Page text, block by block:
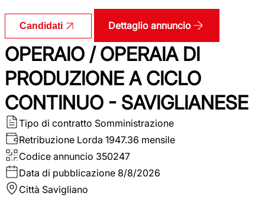
Candidati Dettaglio annuncio
OPERAIO / OPERAIA DI
PRODUZIONE A CICLO
CONTINUO - SAVIGLIANESE
Tipo di contratto Somministrazione
Retribuzione Lorda 1947.36 mensile
Codice annuncio 350247
Data di pubblicazione 8/8/2026
Città Savigliano